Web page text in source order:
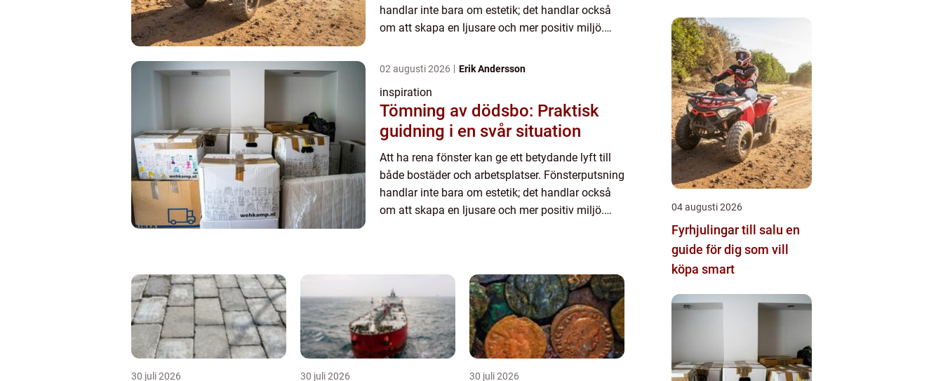
handlar inte bara om estetik; det handlar också
om att skapa en ljusare och mer positiv miljö.
02 augusti 2026 Erik Andersson
inspiration
Tömning av dödsbo: Praktisk
guidning i en svår situation
Att ha rena fönster kan ge ett betydande lyft till
både bostäder och arbetsplatser. Fönsterputsning
handlar inte bara om estetik; det handlar också
om att skapa en ljusare och mer positiv miljö.
30 juli 2026 30 juli 2026 30 juli 2026
04 augusti 2026
Fyrhjulingar till salu en
guide för dig som vill
köpa smart